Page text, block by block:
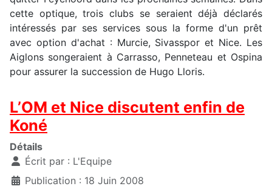
cette optique, trois clubs se seraient déjà déclarés
intéressés par ses services sous la forme d'un prêt
avec option d'achat : Murcie, Sivasspor et Nice. Les
Aiglons songeraient à Carrasso, Penneteau et Ospina
pour assurer la succession de Hugo Lloris.
L’OM et Nice discutent enfin de
Koné
Détails
Écrit par : L'Equipe
Publication : 18 Juin 2008